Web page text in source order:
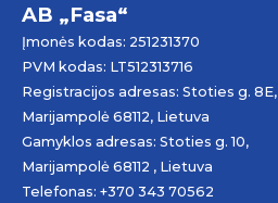
AB „Fasa“
Įmonės kodas: 251231370
PVM kodas: LT512313716
Registracijos adresas: Stoties g. 8E,
Marijampolė 68112, Lietuva
Gamyklos adresas: Stoties g. 10,
Marijampolė 68112 , Lietuva
Telefonas: +370 343 70562